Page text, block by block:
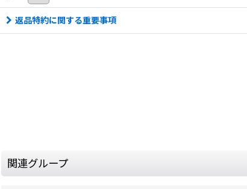
返品特約に関する重要事項
関連グループ